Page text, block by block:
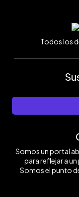
Todos los
Somos un portal
para reflejar a un
Somos el punto